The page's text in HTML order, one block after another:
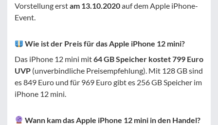
Vorstellung erstam 13.10.2020auf dem Apple iPhone-
Event.
Wie ist der Preis für das Apple iPhone 12 mini?
Das iPhone 12 mini mit64 GB Speicher kostet 799 Euro
UVP (unverbindliche Preisempfehlung). Mit 128 GB sind
es 849 Euro und für 969 Euro gibt es 256 GB Speicher im
iPhone 12 mini.
Wann kam das Apple iPhone 12 mini in den Handel?